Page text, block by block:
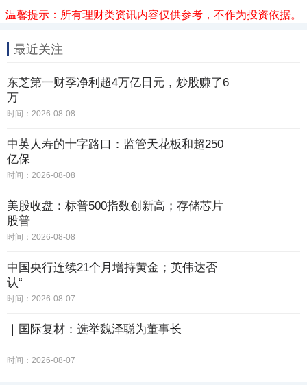
温馨提示：所有理财类资讯内容仅供参考，不作为投资依据。
最近关注
东芝第一财季净利超4万亿日元，炒股赚了6
万
时间：2026-08-08
中英人寿的十字路口：监管天花板和超250
亿保
时间：2026-08-08
美股收盘：标普500指数创新高；存储芯片
股普
时间：2026-08-08
中国央行连续21个月增持黄金；英伟达否
认“
时间：2026-08-07
｜国际复材：选举魏泽聪为董事长
时间：2026-08-07